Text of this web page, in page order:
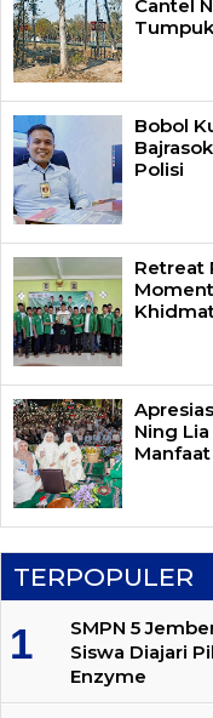
Cantel
Bobol
Polisi
Retreat
Ning
Manfaat
TERPOPULER
SMPN 5
Siswa Diajari
Enzyme